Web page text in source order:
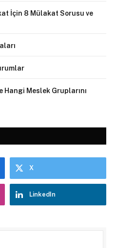
İçin 8 Mülakat Sorusu ve
Hangi Meslek Gruplarını
X
LinkedIn